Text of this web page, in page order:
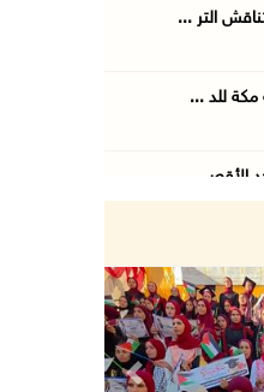
التر ...
مكة للد ...
في عدة مناطق ...
Previous